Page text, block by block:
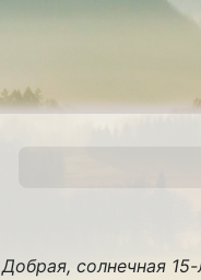
Добрая, солнечная